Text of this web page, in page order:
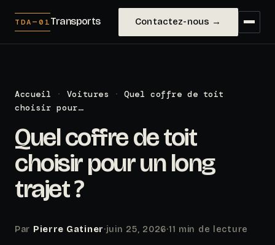
TDA—01Transports Contactez-nous →
Accueil · Voitures ·
Quel coffre de toit
choisir pour…
Quel coffre de toit
choisir pour un long
trajet ?
Par Pierre Gatiner·juin 25, 2026·11 min de lecture